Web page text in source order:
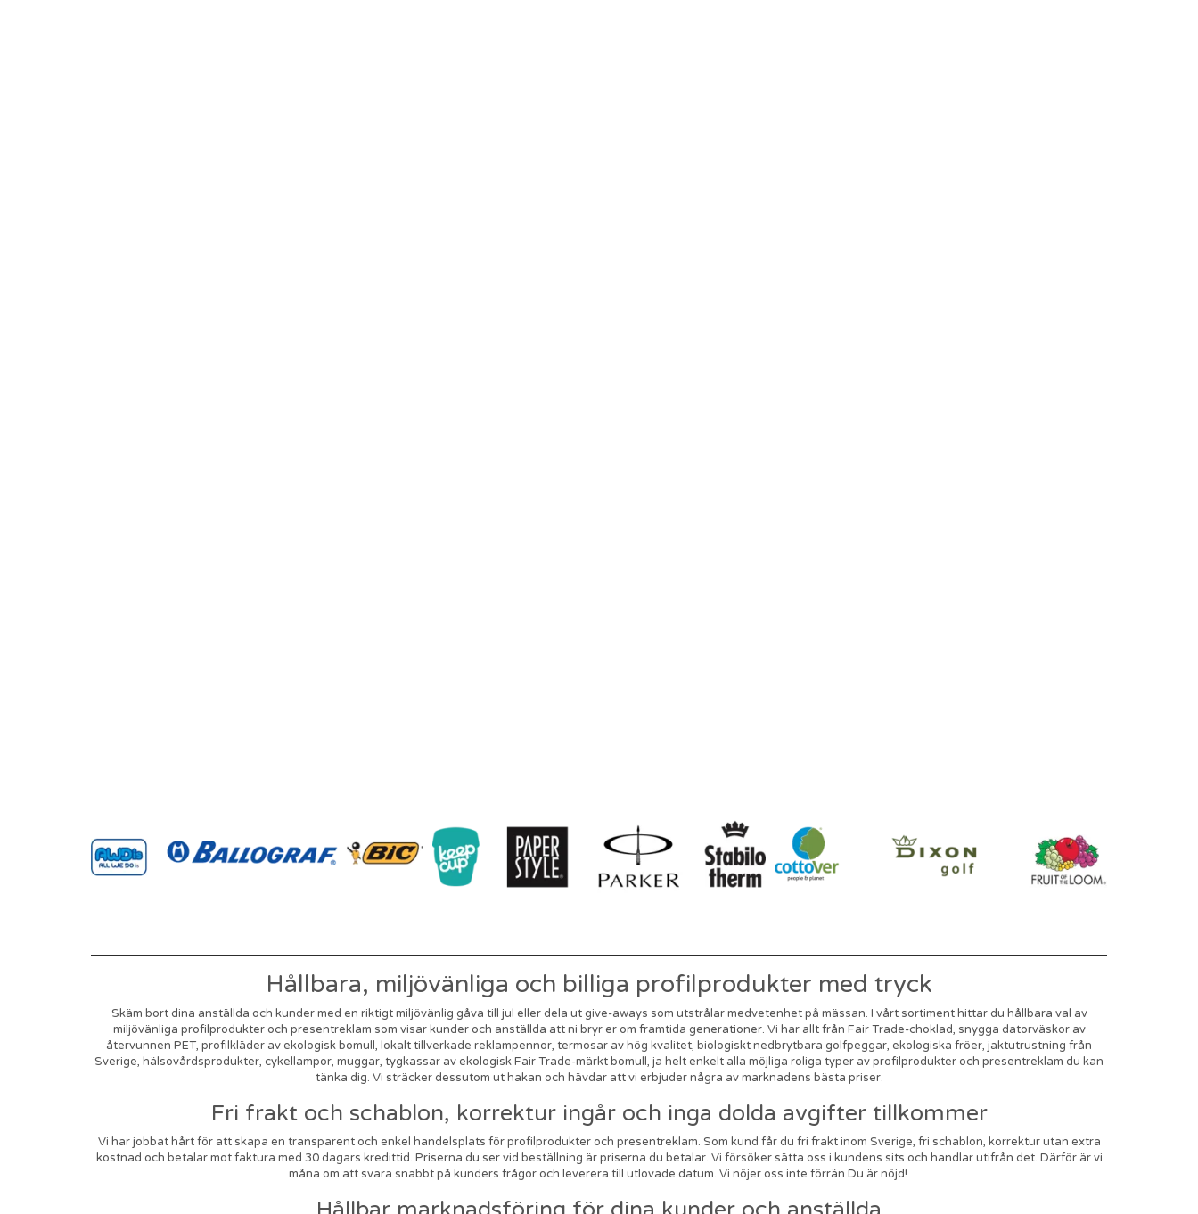
Hållbara, miljövänliga och billiga profilprodukter med tryck
Skäm bort dina anställda och kunder med en riktigt miljövänlig gåva till jul eller dela ut give-aways som utstrålar medvetenhet på mässan. I vårt sortiment hittar du hållbara val av
miljövänliga profilprodukter och presentreklam som visar kunder och anställda att ni bryr er om framtida generationer. Vi har allt från Fair Trade-choklad, snygga datorväskor av
återvunnen PET, profilkläder av ekologisk bomull, lokalt tillverkade reklampennor, termosar av hög kvalitet, biologiskt nedbrytbara golfpeggar, ekologiska fröer, jaktutrustning från
Sverige, hälsovårdsprodukter, cykellampor, muggar, tygkassar av ekologisk Fair Trade-märkt bomull, ja helt enkelt alla möjliga roliga typer av profilprodukter och presentreklam du kan
tänka dig. Vi sträcker dessutom ut hakan och hävdar att vi erbjuder några av marknadens bästa priser.
Fri frakt och schablon, korrektur ingår och inga dolda avgifter tillkommer
Vi har jobbat hårt för att skapa en transparent och enkel handelsplats för profilprodukter och presentreklam. Som kund får du fri frakt inom Sverige, fri schablon, korrektur utan extra
kostnad och betalar mot faktura med 30 dagars kredittid. Priserna du ser vid beställning är priserna du betalar. Vi försöker sätta oss i kundens sits och handlar utifrån det. Därför är vi
måna om att svara snabbt på kunders frågor och leverera till utlovade datum. Vi nöjer oss inte förrän Du är nöjd!